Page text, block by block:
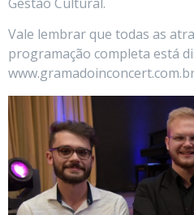
Vale lembrar que todas as
programação completa está